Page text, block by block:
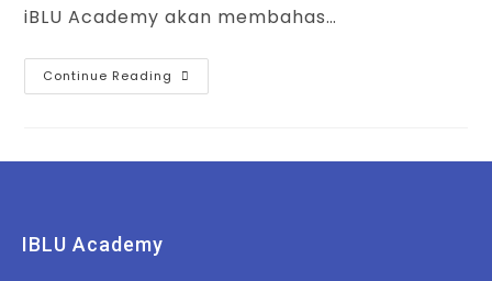
iBLU Academy akan membahas…
Continue Reading
IBLU Academy